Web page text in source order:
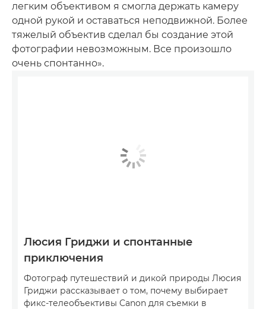
легким объективом я смогла держать камеру
одной рукой и оставаться неподвижной. Более
тяжелый объектив сделал бы создание этой
фотографии невозможным. Все произошло
очень спонтанно».
Люсия Гриджи и спонтанные
приключения
Фотограф путешествий и дикой природы Люсия
Гриджи рассказывает о том, почему выбирает
фикс-телеобъективы Canon для съемки в